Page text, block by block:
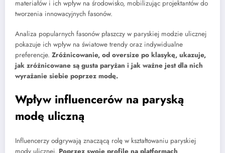
materiałów i ich wpływ na środowisko, mobilizując projektantów do
tworzenia innowacyjnych fasonów.
Analiza popularnych fasonów płaszczy w paryskiej modzie ulicznej
pokazuje ich wpływ na światowe trendy oraz indywidualne
preferencje. Zróżnicowanie, od oversize po klasykę, ukazuje,
jak zróżnicowane są gusta paryżan i jak ważne jest dla nich
wyrażanie siebie poprzez modę.
Wpływ influencerów na paryską
modę uliczną
Influencerzy odgrywają znaczącą rolę w kształtowaniu paryskiej